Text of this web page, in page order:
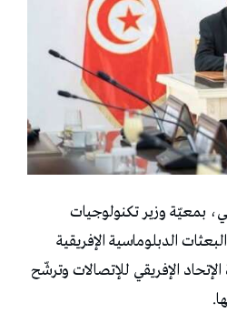
بمعيّة وزير تكنولوجيات
الدبلوماسية الإفريقية
الإفريقي للإتصالات وترشّح